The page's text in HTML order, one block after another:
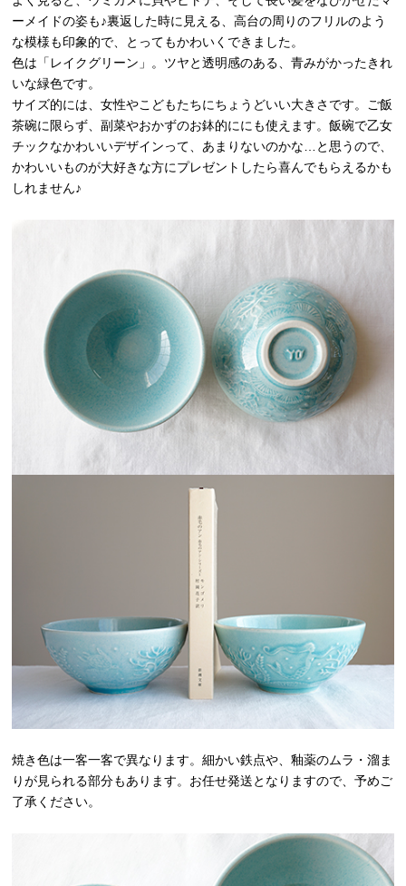
ーメイドの姿も♪裏返した時に見える、高台の周りのフリルのよう
な模様も印象的で、とってもかわいくできました。
色は「レイクグリーン」。ツヤと透明感のある、青みがかったきれ
いな緑色です。
サイズ的には、女性やこどもたちにちょうどいい大きさです。ご飯
茶碗に限らず、副菜やおかずのお鉢的ににも使えます。飯碗で乙女
チックなかわいいデザインって、あまりないのかな…と思うので、
かわいいものが大好きな方にプレゼントしたら喜んでもらえるかも
しれません♪
焼き色は一客一客で異なります。細かい鉄点や、釉薬のムラ・溜ま
りが見られる部分もあります。お任せ発送となりますので、予めご
了承ください。